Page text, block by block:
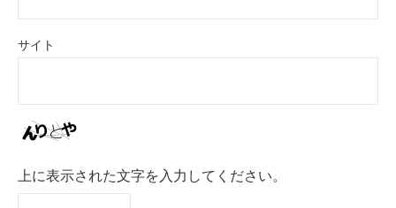
サイト
上に表示された文字を入力してください。